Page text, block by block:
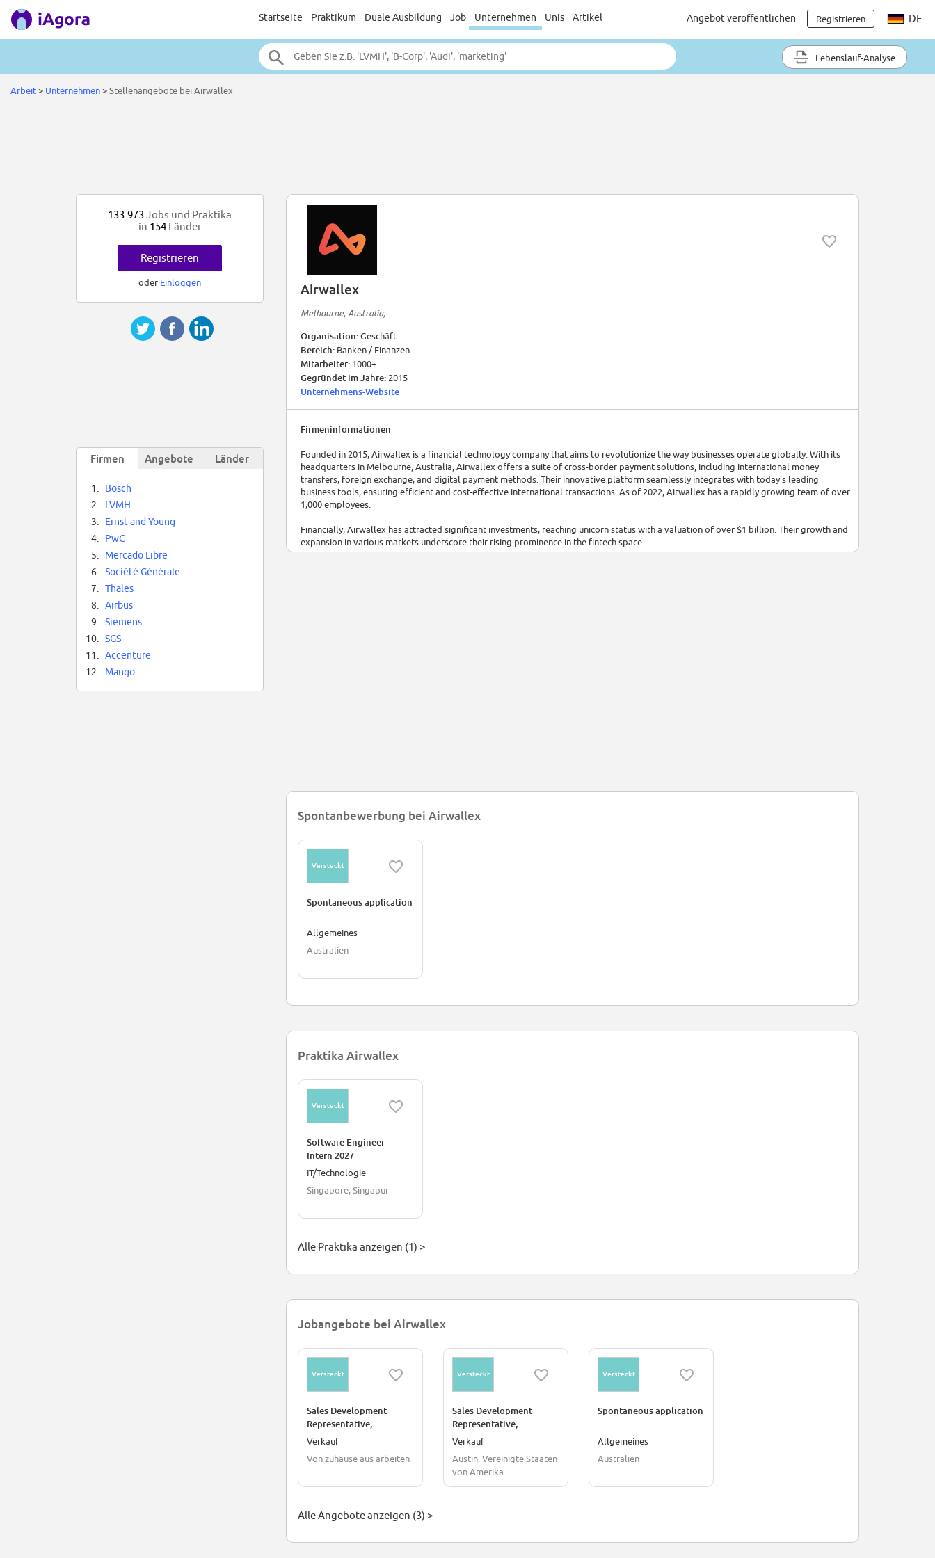
Startseite Praktikum Duale Ausbildung Job Unternehmen Unis Artikel Angebot veröffentlichen Registrieren DE
Lebenslauf-Analyse
Arbeit> Unternehmen>Stellenangebote bei Airwallex
Airwallex
Melbourne, Australia,
Organisation:Geschäft
Bereich: Banken / Finanzen
Mitarbeiter: 1000+
Gegründet im Jahre: 2015
Unternehmens-Website
Firmeninformationen
Founded in 2015, Airwallex is a financial technology company that aims to revolutionize the way businesses operate globally. With its
headquarters in Melbourne, Australia, Airwallex offers a suite of cross-border payment solutions, including international money
transfers, foreign exchange, and digital payment methods. Their innovative platform seamlessly integrates with today's leading
business tools, ensuring efficient and cost-effective international transactions. As of 2022, Airwallex has a rapidly growing team of over
1,000 employees.
Financially, Airwallex has attracted significant investments, reaching unicorn status with a valuation of over $1 billion. Their growth and
expansion in various markets underscore their rising prominence in the fintech space.
Spontanbewerbung bei Airwallex
Versteckt
Spontaneous application
Allgemeines
Australien
Praktika Airwallex
Versteckt
Software Engineer -
Intern 2027
IT/Technologie
Singapore, Singapur
Alle Praktika anzeigen (1) >
Jobangebote bei Airwallex
Versteckt
Sales Development
Representative,
Commercial
Verkauf
Von zuhause aus arbeiten
Versteckt
Sales Development
Representative,
Commercial
Verkauf
Austin, Vereinigte Staaten
von Amerika
Versteckt
Spontaneous application
Allgemeines
Australien
Alle Angebote anzeigen (3) >
133.973Jobs und Praktika
in 154Länder
Registrieren
oder Einloggen
Firmen Angebote Länder
1.
Bosch
2.
LVMH
3.
Ernst and Young
4.
PwC
5.
Mercado Libre
6.
Société Générale
7.
Thales
8.
Airbus
9.
Siemens
10.
SGS
11.
Accenture
12.
Mango